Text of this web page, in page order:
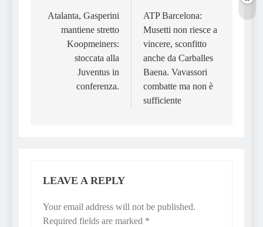
navigation
Atalanta, Gasperini
mantiene stretto
Koopmeiners:
stoccata alla
Juventus in
conferenza.
ATP Barcelona:
Musetti non riesce a
vincere, sconfitto
anche da Carballes
Baena. Vavassori
combatte ma non è
sufficiente
LEAVE A REPLY
Your email address will not be published.
Required fields are marked *